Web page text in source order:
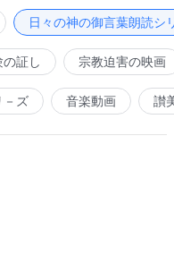
日々の神の御言葉朗読シ
証し 宗教迫害の映画
ズ 音楽動画 讃